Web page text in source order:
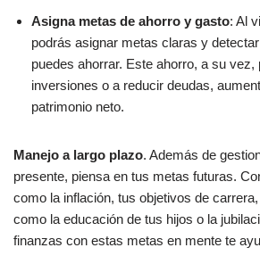
Asigna metas de ahorro y gasto: Al
podrás asignar metas claras y
puedes ahorrar. Este ahorro, a su vez,
inversiones o a reducir deudas,
patrimonio neto.
Manejo a largo plazo. Además de
presente, piensa en tus metas futuras.
como la inflación, tus objetivos de
como la educación de tus hijos o la
finanzas con estas metas en mente te